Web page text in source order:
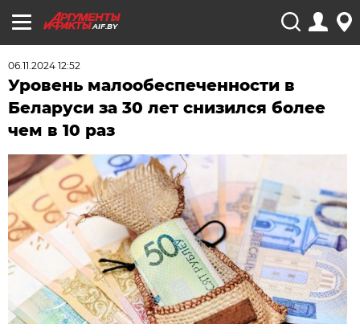
AIF.BY
06.11.2024 12:52
Уровень малообеспеченности в
Беларуси за 30 лет снизился более
чем в 10 раз